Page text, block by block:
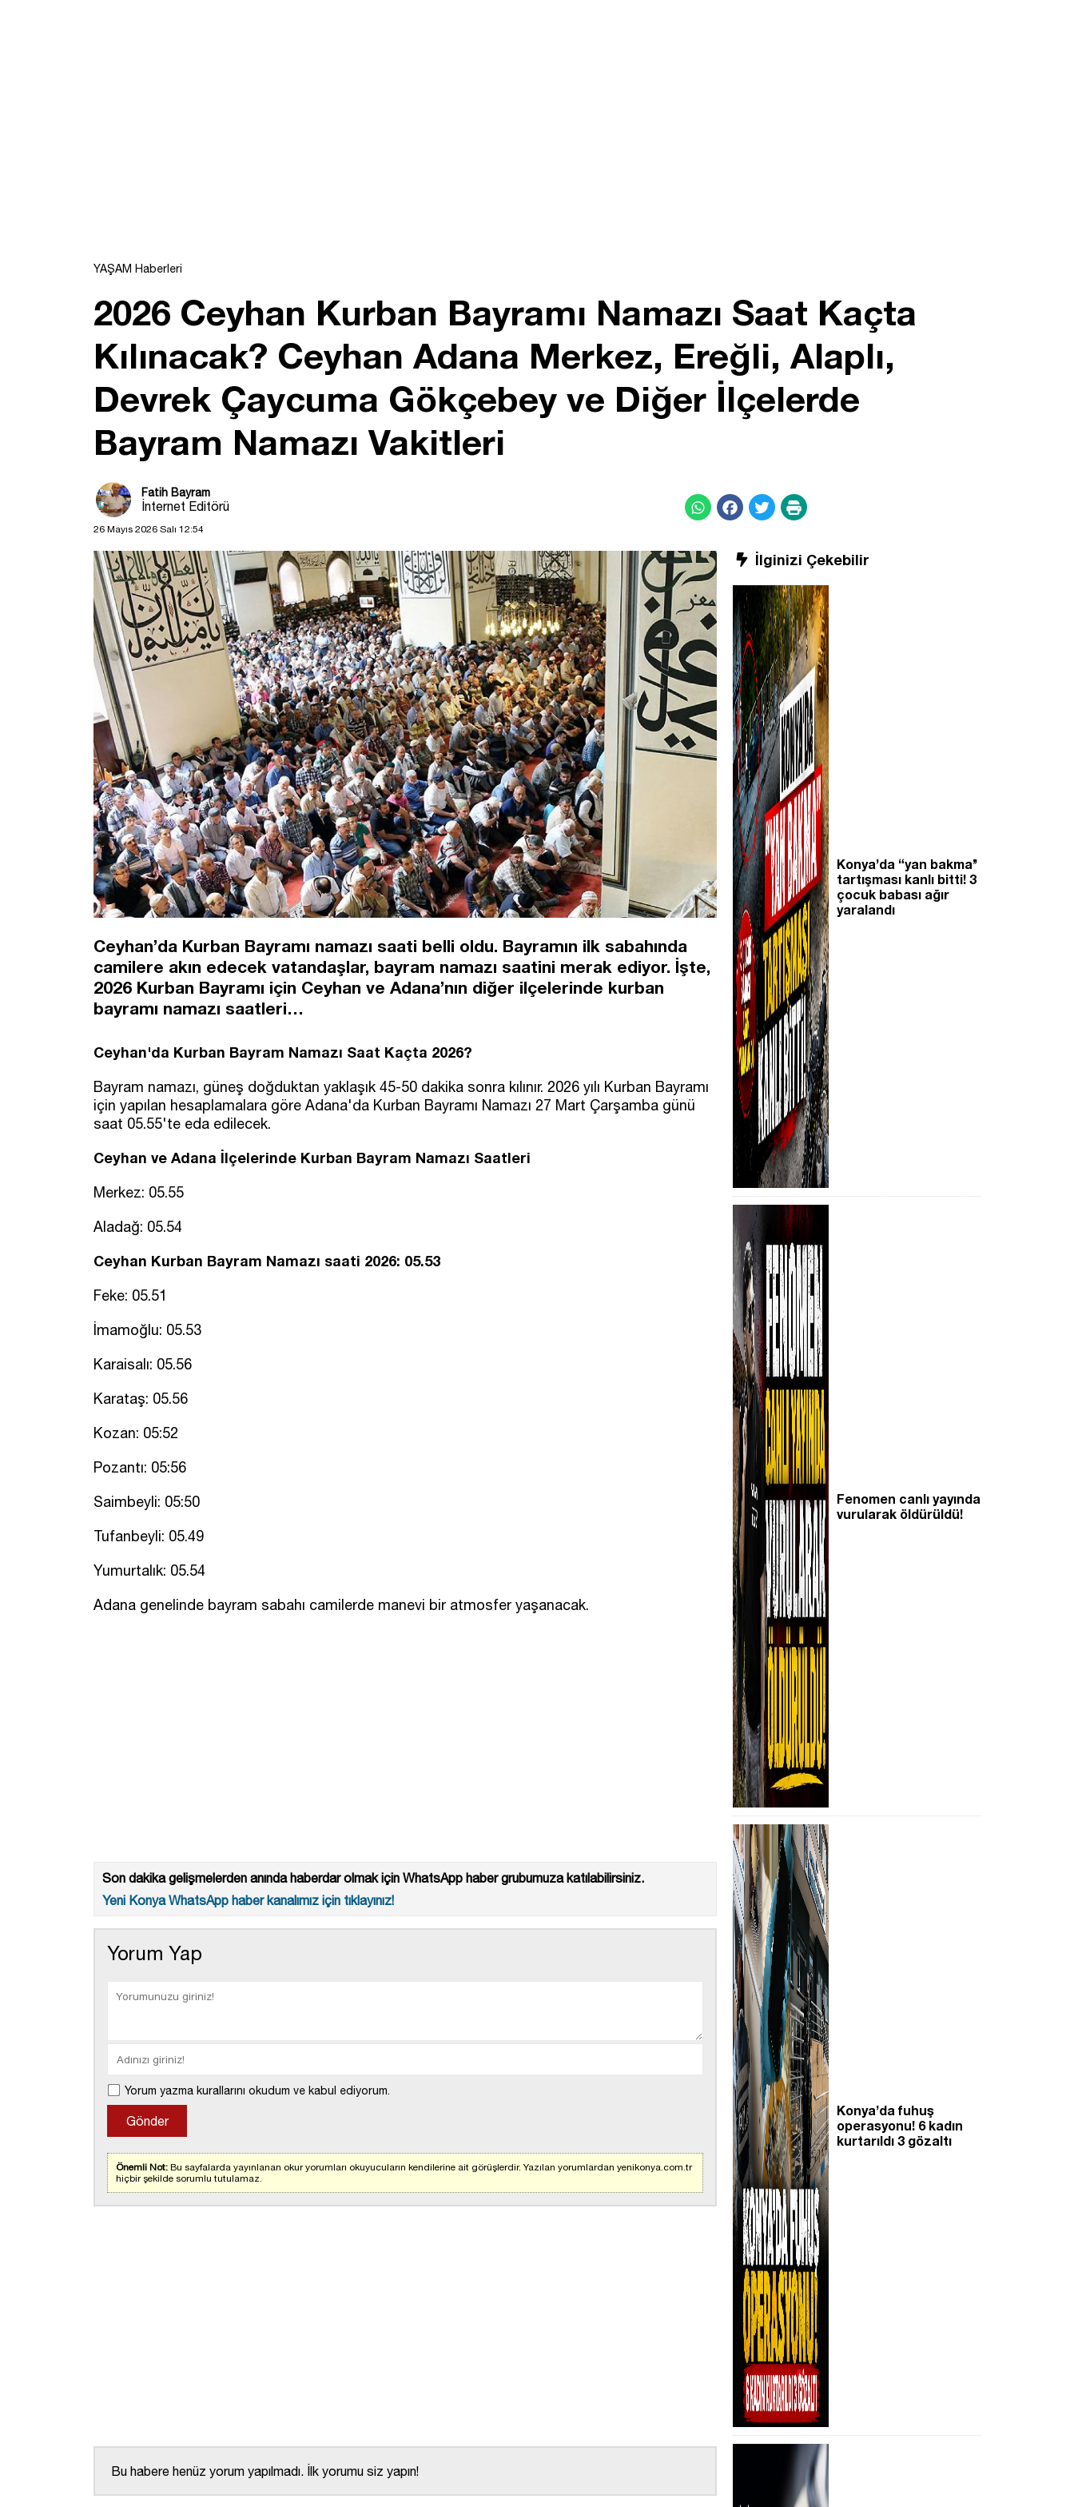
YAŞAM Haberleri
2026 Ceyhan Kurban Bayramı Namazı Saat Kaçta
Kılınacak? Ceyhan Adana Merkez, Ereğli, Alaplı,
Devrek Çaycuma Gökçebey ve Diğer İlçelerde
Bayram Namazı Vakitleri
Fatih Bayram
İnternet Editörü
26 Mayıs 2026 Salı 12:54
Ceyhan’da Kurban Bayramı namazı saati belli oldu. Bayramın ilk sabahında
camilere akın edecek vatandaşlar, bayram namazı saatini merak ediyor. İşte,
2026 Kurban Bayramı için Ceyhan ve Adana’nın diğer ilçelerinde kurban
bayramı namazı saatleri…
Ceyhan'da Kurban Bayram Namazı Saat Kaçta 2026?
Bayram namazı, güneş doğduktan yaklaşık 45-50 dakika sonra kılınır. 2026 yılı Kurban Bayramı
için yapılan hesaplamalara göre Adana'da Kurban Bayramı Namazı 27 Mart Çarşamba günü
saat 05.55'te eda edilecek.
Ceyhan ve Adana İlçelerinde Kurban Bayram Namazı Saatleri
Merkez: 05.55
Aladağ: 05.54
Ceyhan Kurban Bayram Namazı saati 2026: 05.53
Feke: 05.51
İmamoğlu: 05.53
Karaisalı: 05.56
Karataş: 05.56
Kozan: 05:52
Pozantı: 05:56
Saimbeyli: 05:50
Tufanbeyli: 05.49
Yumurtalık: 05.54
Adana genelinde bayram sabahı camilerde manevi bir atmosfer yaşanacak.
Son dakika gelişmelerden anında haberdar olmak için WhatsApp haber grubumuza katılabilirsiniz.
Yeni Konya WhatsApp haber kanalımız için tıklayınız!
Yorum Yap
Yorum yazma kurallarını okudum ve kabul ediyorum.
Önemli Not: Bu sayfalarda yayınlanan okur yorumları okuyucuların kendilerine ait görüşlerdir. Yazılan yorumlardan yenikonya.com.tr
hiçbir şekilde sorumlu tutulamaz.
Bu habere henüz yorum yapılmadı. İlk yorumu siz yapın!
İlginizi Çekebilir
Konya’da “yan bakma’’
tartışması kanlı bitti! 3
çocuk babası ağır
yaralandı
Fenomen canlı yayında
vurularak öldürüldü!
Konya’da fuhuş
operasyonu! 6 kadın
kurtarıldı 3 gözaltı